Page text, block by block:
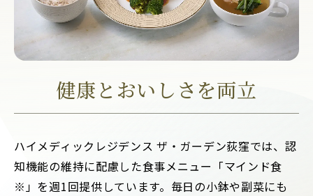
健康とおいしさを両立
ハイメディックレジデンス ザ・ガーデン荻窪では、認
知機能の維持に配慮した食事メニュー「マインド食
※」を週1回提供しています。毎日の小鉢や副菜にも